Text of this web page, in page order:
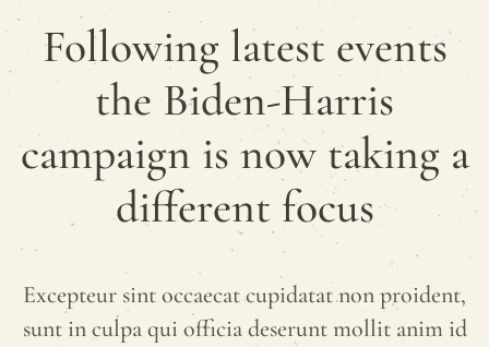
Following latest events
the Biden-Harris
campaign is now taking a
different focus
Excepteur sint occaecat cupidatat non proident,
sunt in culpa qui officia deserunt mollit anim id